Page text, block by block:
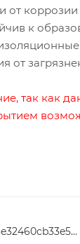
от
к
от
так как
cc0d57d12fcae32460cb33e58c49dfcd